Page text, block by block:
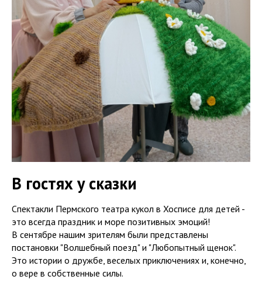
В гостях у сказки
Спектакли Пермского театра кукол в Хосписе для детей -
это всегда праздник и море позитивных эмоций!
В сентябре нашим зрителям были представлены
постановки "Волшебный поезд" и "Любопытный щенок".
Это истории о дружбе, веселых приключениях и, конечно,
о вере в собственные силы.